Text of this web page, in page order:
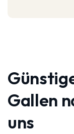
Gallen
uns